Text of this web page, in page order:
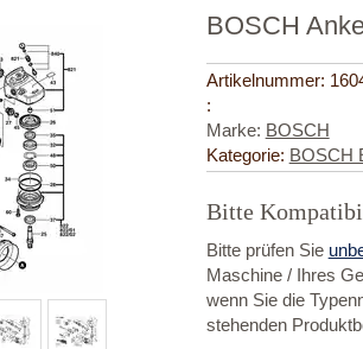
BOSCH
Artikelnummer:
:
Marke: BOSCH
Kategorie: BOSCH
Bitte
Bitte prüfen Sie
Maschine / Ihres
wenn Sie die
stehenden